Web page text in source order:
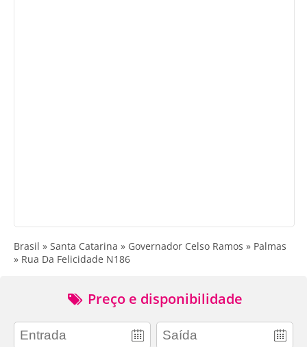
Brasil » Santa Catarina » Governador Celso Ramos » Palmas
» Rua Da Felicidade N186
Preço e disponibilidade